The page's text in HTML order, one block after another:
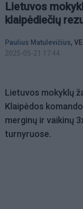
Lietuvos
klaipėdiečių
Paulius Matulevičius,
2025-05-21 17:44
Lietuvos mokyklų
Klaipėdos
merginų ir vaikinų
turnyruose.